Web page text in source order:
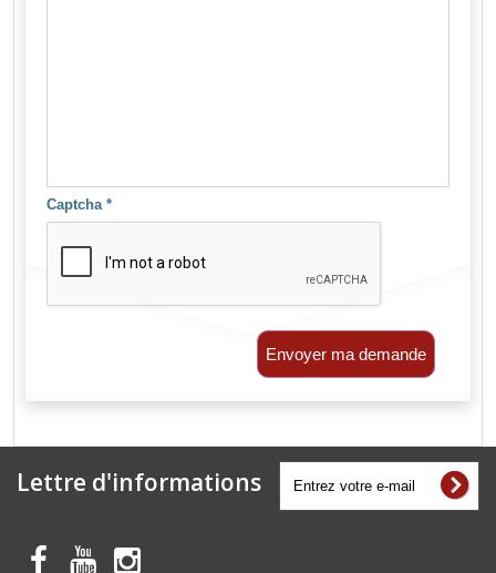
Captcha *
Envoyer ma demande
Lettre d'informations